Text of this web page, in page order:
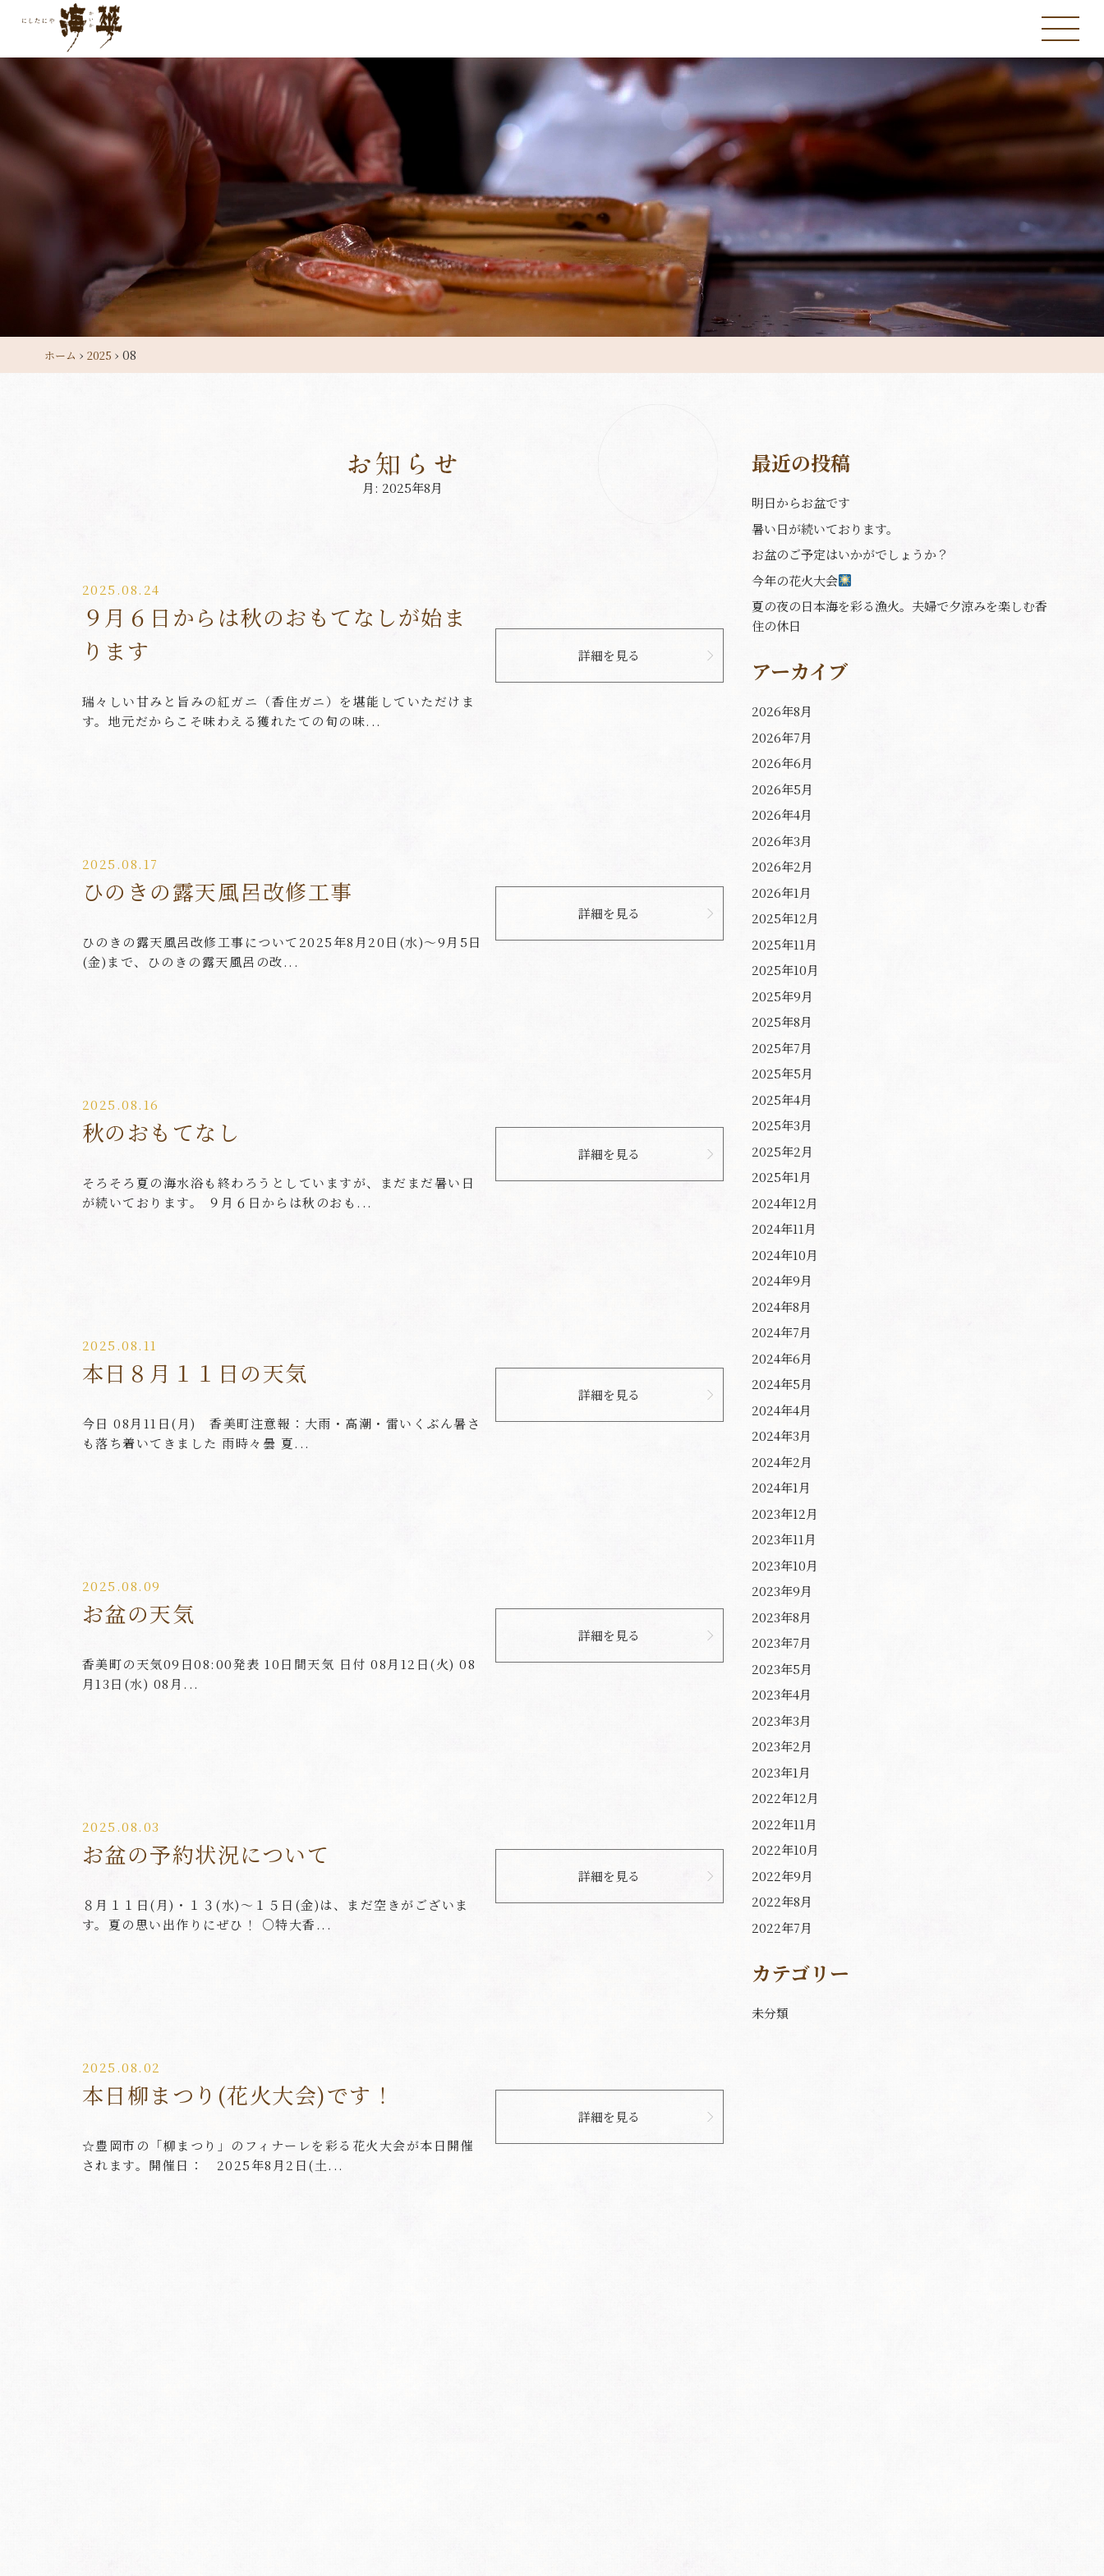
ホーム › 2025 › 08
月: 2025年8月
2025.08.24
９月６日からは秋のおもてなしが始ま
ります
瑞々しい甘みと旨みの紅ガニ（香住ガニ）を堪能していただけま
す。地元だからこそ味わえる獲れたての旬の味...
詳細を見る
2025.08.17
ひのきの露天風呂改修工事
ひのきの露天風呂改修工事について2025年8月20日(水)～9月5日
(金)まで、ひのきの露天風呂の改...
詳細を見る
2025.08.16
秋のおもてなし
そろそろ夏の海水浴も終わろうとしていますが、まだまだ暑い日
が続いております。 ９月６日からは秋のおも...
詳細を見る
2025.08.11
本日８月１１日の天気
今日 08月11日(月) 香美町注意報：大雨・高潮・雷いくぶん暑さ
も落ち着いてきました 雨時々曇 夏...
詳細を見る
2025.08.09
お盆の天気
香美町の天気09日08:00発表 10日間天気 日付 08月12日(火) 08
月13日(水) 08月...
詳細を見る
2025.08.03
お盆の予約状況について
８月１１日(月)・１３(水)～１５日(金)は、まだ空きがございま
す。夏の思い出作りにぜひ！ ○特大香...
詳細を見る
2025.08.02
本日柳まつり(花火大会)です！
☆豊岡市の「柳まつり」のフィナーレを彩る花火大会が本日開催
されます。開催日： 2025年8月2日(土...
詳細を見る
最近の投稿
明日からお盆です
暑い日が続いております。
お盆のご予定はいかがでしょうか？
今年の花火大会
夏の夜の日本海を彩る漁火。夫婦で夕涼みを楽しむ香
住の休日
アーカイブ
2026年8月
2026年7月
2026年6月
2026年5月
2026年4月
2026年3月
2026年2月
2026年1月
2025年12月
2025年11月
2025年10月
2025年9月
2025年8月
2025年7月
2025年5月
2025年4月
2025年3月
2025年2月
2025年1月
2024年12月
2024年11月
2024年10月
2024年9月
2024年8月
2024年7月
2024年6月
2024年5月
2024年4月
2024年3月
2024年2月
2024年1月
2023年12月
2023年11月
2023年10月
2023年9月
2023年8月
2023年7月
2023年5月
2023年4月
2023年3月
2023年2月
2023年1月
2022年12月
2022年11月
2022年10月
2022年9月
2022年8月
2022年7月
カテゴリー
未分類